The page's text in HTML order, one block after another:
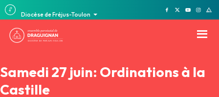
Diocèse de Fréjus-Toulon
Samedi 27 juin: Ordinations à la
Castille